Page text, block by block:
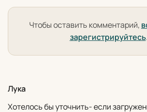
Чтобы оставить комментарий,
зарегистрируйтесь.
Лука
Хотелось бы уточнить- если